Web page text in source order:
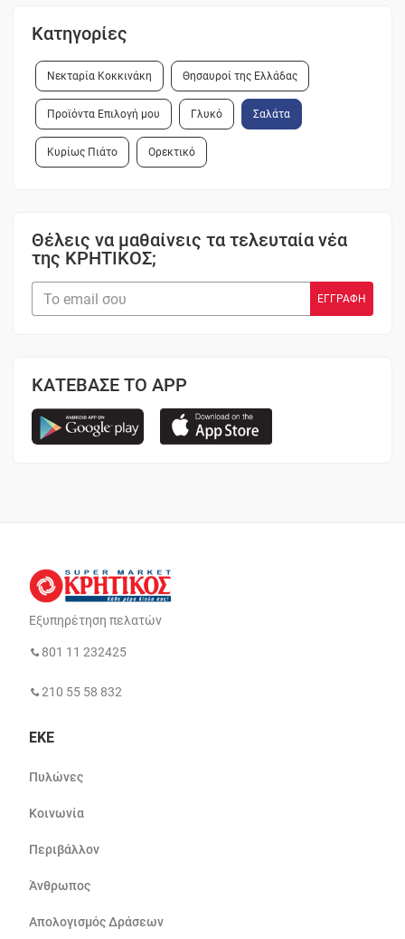
Κατηγορίες
Νεκταρία Κοκκινάκη Θησαυροί της Ελλάδας
Προϊόντα Επιλογή μου Γλυκό Σαλάτα
Κυρίως Πιάτο Ορεκτικό
Θέλεις να μαθαίνεις τα τελευταία νέα
της ΚΡΗΤΙΚΟΣ;
ΚΑΤΕΒΑΣΕ ΤΟ APP
Εξυπηρέτηση πελατών
801 11 232425
210 55 58 832
ΕΚΕ
Πυλώνες
Κοινωνία
Περιβάλλον
Άνθρωπος
Απολογισμός Δράσεων